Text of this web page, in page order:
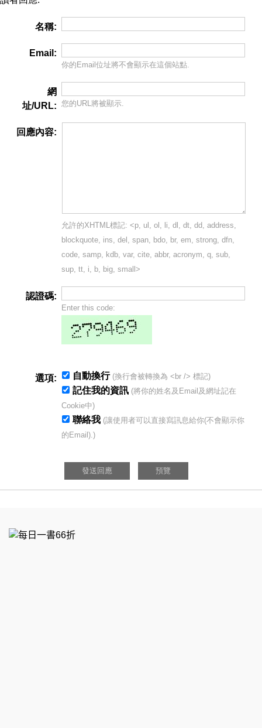
名稱:
Email:
你的Email位址將不會顯示在這個站點.
網
址/URL: 您的URL將被顯示.
回應內容:
允許的XHTML標記: <p, ul, ol, li, dl, dt, dd, address,
blockquote, ins, del, span, bdo, br, em, strong, dfn,
code, samp, kdb, var, cite, abbr, acronym, q, sub,
sup, tt, i, b, big, small>
認證碼:
Enter this code:
選項: 自動換行 (換行會被轉換為 <br /> 標記)
記住我的資訊 (將你的姓名及Email及網址記在
Cookie中)
聯絡我 (讓使用者可以直接寫訊息給你(不會顯示你
的Email).)